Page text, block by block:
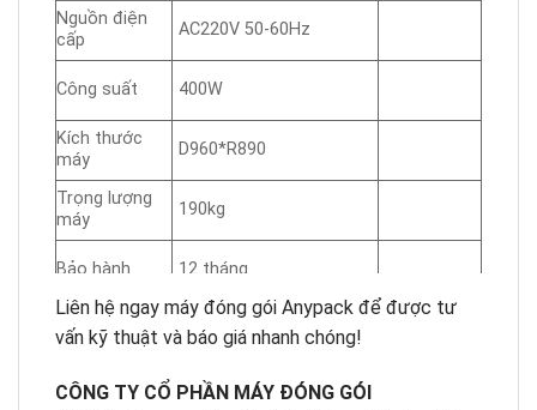
Nguồn điện
cấp
AC220V 50-60Hz
Công suất 400W
Kích thước
máy
D960*R890
Trọng lượng
máy
190kg
Bảo hành 12 tháng
Liên hệ ngay máy đóng gói Anypack để được tư
vấn kỹ thuật và báo giá nhanh chóng!
CÔNG TY CỔ PHẦN MÁY ĐÓNG GÓI